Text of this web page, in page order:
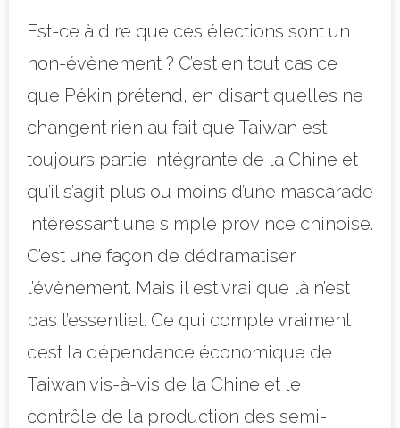
Est-ce à dire que ces élections sont un
non-évènement ? C’est en tout cas ce
que Pékin prétend, en disant qu’elles ne
changent rien au fait que Taiwan est
toujours partie intégrante de la Chine et
qu’il s’agit plus ou moins d’une mascarade
intéressant une simple province chinoise.
C’est une façon de dédramatiser
l’évènement. Mais il est vrai que là n’est
pas l’essentiel. Ce qui compte vraiment
c’est la dépendance économique de
Taiwan vis-à-vis de la Chine et le
contrôle de la production des semi-